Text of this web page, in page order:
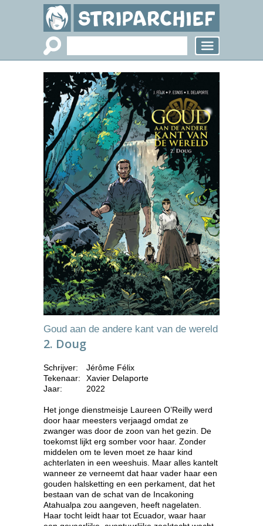
Goud aan de andere kant van de wereld
2. Doug
Schrijver:
Jérôme Félix
Tekenaar:
Xavier Delaporte
Jaar:
2022
Het jonge dienstmeisje Laureen O’Reilly werd
door haar meesters verjaagd omdat ze
zwanger was door de zoon van het gezin. De
toekomst lijkt erg somber voor haar. Zonder
middelen om te leven moet ze haar kind
achterlaten in een weeshuis. Maar alles kantelt
wanneer ze verneemt dat haar vader haar een
gouden halsketting en een perkament, dat het
bestaan van de schat van de Incakoning
Atahualpa zou aangeven, heeft nagelaten.
Haar tocht leidt haar tot Ecuador, waar haar